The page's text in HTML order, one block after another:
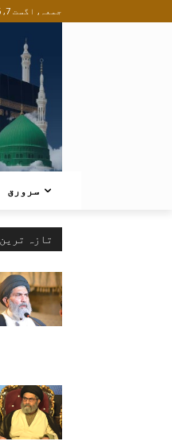
جمعہ, اگست 7, 2026
سرورق
تازہ ترین